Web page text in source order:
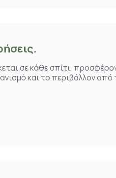
σε κάθε σπίτι,
και το περιβάλλον από